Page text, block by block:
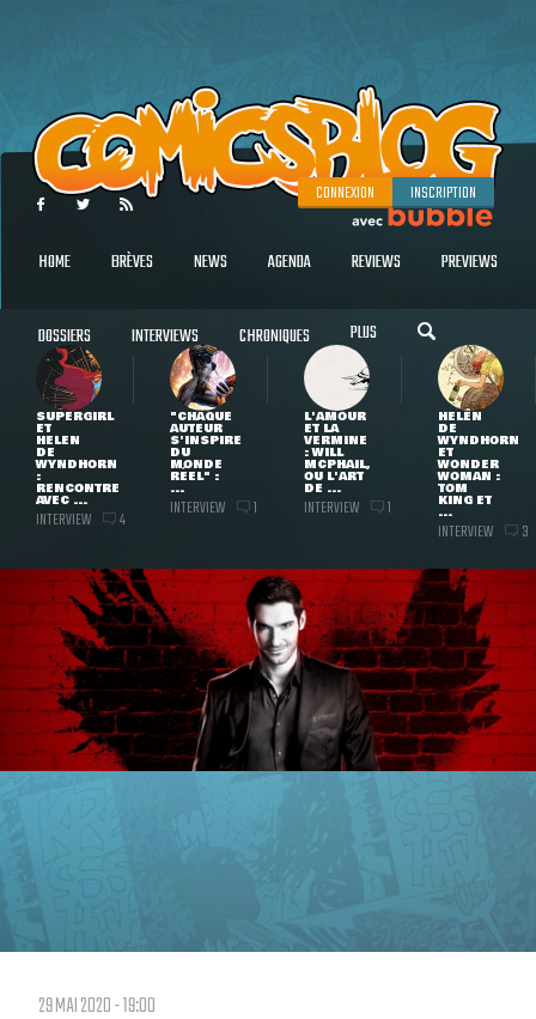
CONNEXION INSCRIPTION
HOME BRÈVES NEWS AGENDA REVIEWS PREVIEWS
DOSSIERS INTERVIEWS CHRONIQUES PLUS
SUPERGIRL
ET
HELEN
DE
WYNDHORN
:
RENCONTRE
AVEC ...
INTERVIEW 4
"CHAQUE
AUTEUR
S'INSPIRE
DU
MONDE
RÉEL" :
...
INTERVIEW 1
L'AMOUR
ET LA
VERMINE
: WILL
MCPHAIL,
OU L'ART
DE ...
INTERVIEW 1
HELEN
DE
WYNDHORN
ET
WONDER
WOMAN :
TOM
KING ET
...
INTERVIEW 3
29 MAI 2020 - 19:00